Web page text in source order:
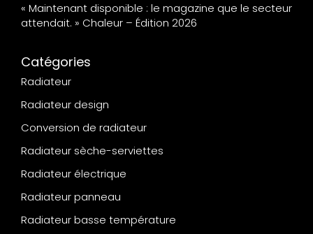
« Maintenant disponible : le magazine que le secteur
attendait. » Chaleur – Édition 2026
Catégories
Radiateur
Radiateur design
Conversion de radiateur
Radiateur sèche-serviettes
Radiateur électrique
Radiateur panneau
Radiateur basse température